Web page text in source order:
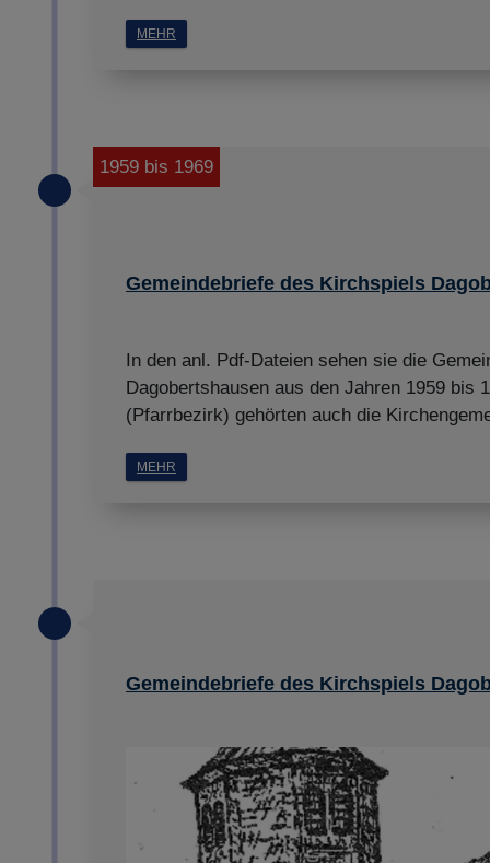
MEHR
Gemeindebriefe des Kirchspiels
1959 bis 1969
In den anl. Pdf-Dateien sehen sie die
Dagobertshausen aus den Jahren 1959 bis
(Pfarrbezirk) gehörten auch die
MEHR
Gemeindebriefe des Kirchspiels